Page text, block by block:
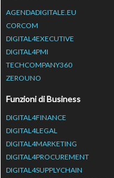
AGENDADIGITALE.EU
CORCOM
DIGITAL4EXECUTIVE
DIGITAL4PMI
TECHCOMPANY360
ZEROUNO
Funzioni di Business
DIGITAL4FINANCE
DIGITAL4LEGAL
DIGITAL4MARKETING
DIGITAL4PROCUREMENT
DIGITAL4SUPPLYCHAIN